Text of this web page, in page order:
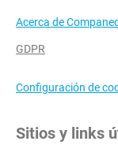
Acerca de
GDPR
Configuración de
Sitios y links